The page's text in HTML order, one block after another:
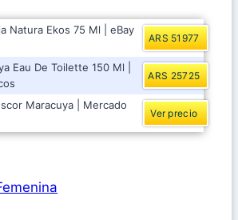
Natura Ekos 75 Ml | eBay
ARS 51977
Eau De Toilette 150 Ml |
ARS 25725
Maracuya | Mercado
Ver precio